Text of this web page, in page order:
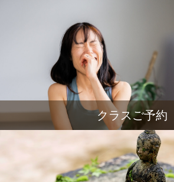
クラスご予約